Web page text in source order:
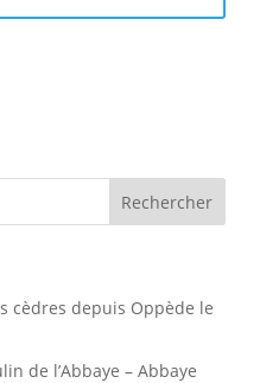
cèdres depuis Oppède le
de l’Abbaye – Abbaye